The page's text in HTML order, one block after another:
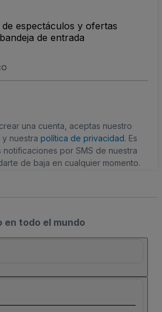
espectáculos y ofertas
de entrada
una cuenta, aceptas nuestro
y nuestra política de privacidad. Es
por SMS de nuestra
de baja en cualquier momento.
en todo el mundo